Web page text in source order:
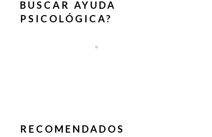
BUSCAR AYUDA
PSICOLÓGICA?
RECOMENDADOS